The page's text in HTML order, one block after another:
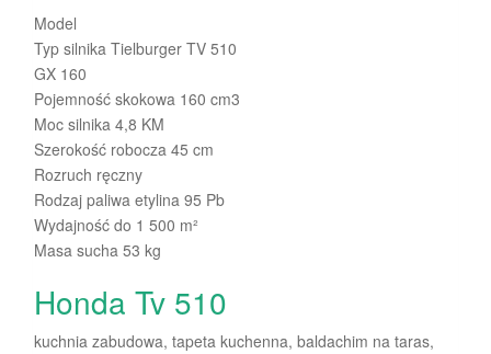
Model
Typ silnika Tielburger TV 510
GX 160
Pojemność skokowa 160 cm3
Moc silnika 4,8 KM
Szerokość robocza 45 cm
Rozruch ręczny
Rodzaj paliwa etylina 95 Pb
Wydajność do 1 500 m²
Masa sucha 53 kg
Honda Tv 510
kuchnia zabudowa, tapeta kuchenna, baldachim na taras,